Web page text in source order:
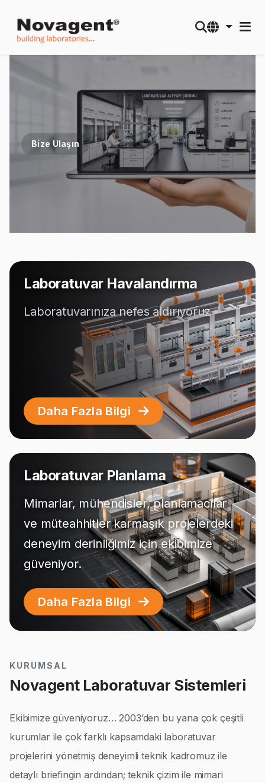
Bize Ulaşın
Laboratuvar Havalandırma
Laboratuvarınıza nefes aldırıyoruz
Daha Fazla Bilgi
Laboratuvar Planlama
Mimarlar, mühendisler, planlamacılar
ve müteahhitler karmaşık projelerdeki
deneyim derinliğimiz için ekibimize
güveniyor.
Daha Fazla Bilgi
KURUMSAL
Novagent Laboratuvar Sistemleri
Ekibimize güveniyoruz… 2003’den bu yana çok çeşitli
kurumlar ile çok farklı kapsamdaki laboratuvar
projelerini yönetmiş deneyimli teknik kadromuz ile
detaylı briefingin ardından; teknik çizim ile mimari